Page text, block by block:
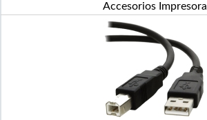
Accesorios Impresora